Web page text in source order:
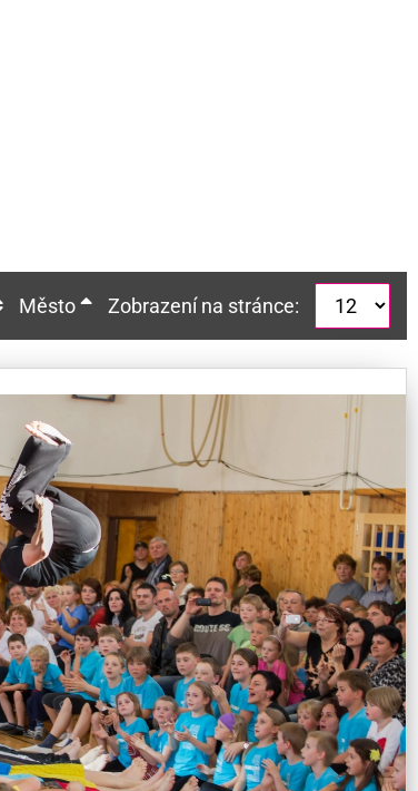
Město Zobrazení na stránce: